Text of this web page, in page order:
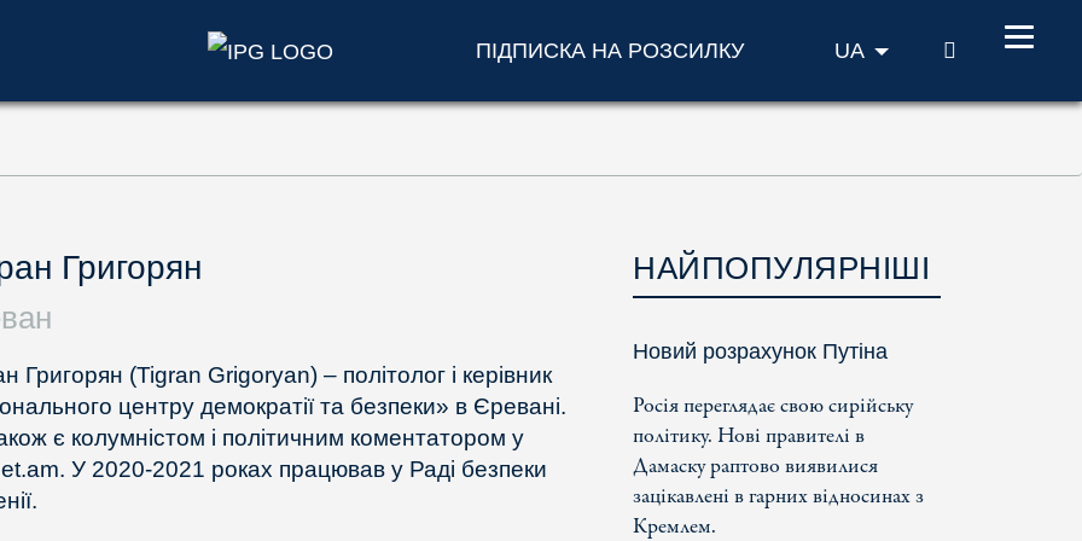
ПІДПИСКА НА РОЗСИЛКУ UA ПОШУК
Григорян
Григорян (Tigran Grigoryan) – політолог і керівник
центру демократії та безпеки» в Єревані.
є колумністом і політичним коментатором у
У 2020-2021 роках працював у Раді безпеки
НАЙПОПУЛЯРНІШІ
Новий розрахунок Путіна
Росія переглядає свою сирійську
політику. Нові правителі в
Дамаску раптово виявилися
зацікавлені в гарних відносинах з
Кремлем.